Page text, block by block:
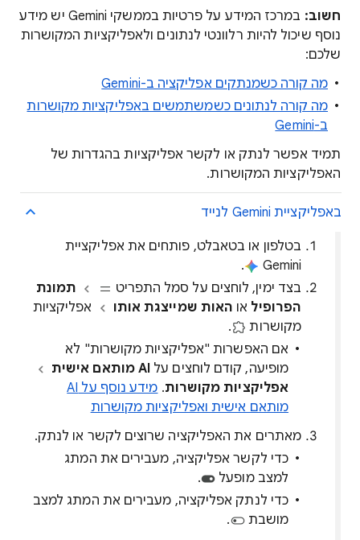
חשוב:
במרכז המידע על פרטיות בממשקי Gemini יש מידע
נוסף שיכול להיות רלוונטי לנתונים ולאפליקציות המקושרות
שלכם:
מה קורה כשמנתקים אפליקציה ב-Gemini
מה קורה לנתונים כשמשתמשים באפליקציות מקושרות
ב-Gemini
תמיד אפשר לנתק או לקשר אפליקציות בהגדרות של
האפליקציות המקושרות.
באפליקציית Gemini לנייד
בטלפון או בטאבלט, פותחים את אפליקציית
Gemini
.
בצד ימין, לוחצים על סמל התפריט
תמונת
הפרופיל או האות שמייצגת אותו
אפליקציות
מקושרות
.
אם האפשרות "אפליקציות מקושרות" לא
מופיעה, קודם לוחצים על AI מותאם אישית
אפליקציות מקושרות.
מידע נוסף על AI
מותאם אישית ואפליקציות מקושרות
מאתרים את האפליקציה שרוצים לקשר או לנתק.
כדי לקשר אפליקציה, מעבירים את המתג
למצב מופעל
.
כדי לנתק אפליקציה, מעבירים את המתג למצב
מושבת
.